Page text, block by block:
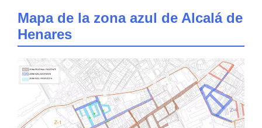
Mapa de la zona azul de Alcalá de
Henares